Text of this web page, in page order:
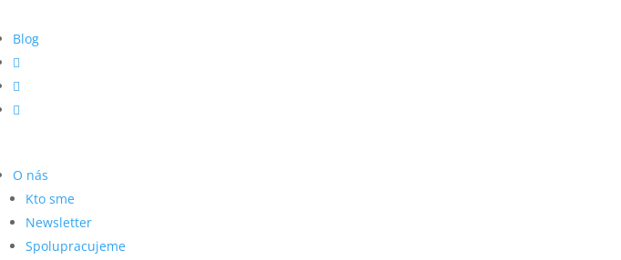
Blog
O nás
Kto sme
Newsletter
Spolupracujeme